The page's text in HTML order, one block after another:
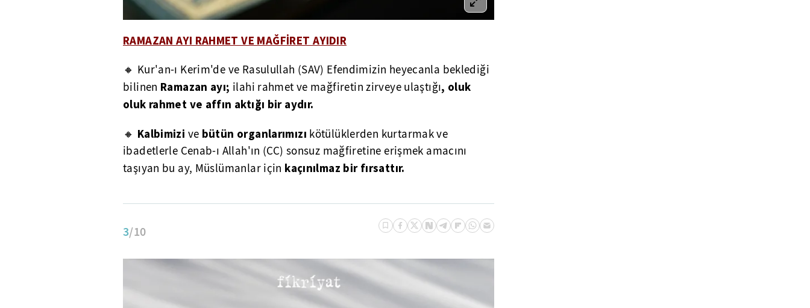
RAMAZAN AYI RAHMET VE MAĞFİRET AYIDIR
🔸 Kur'an-ı Kerim'de ve Rasulullah (SAV) Efendimizin heyecanla beklediği
bilinen Ramazan ayı; ilahi rahmet ve mağfiretin zirveye ulaştığı, oluk
oluk rahmet ve affın aktığı bir aydır.
🔸 Kalbimizi ve bütün organlarımızı kötülüklerden kurtarmak ve
ibadetlerle Cenab-ı Allah'ın (CC) sonsuz mağfiretine erişmek amacını
taşıyan bu ay, Müslümanlar için kaçınılmaz bir fırsattır.
3/10